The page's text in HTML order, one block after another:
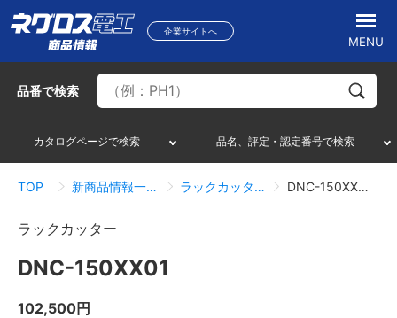
企業サイトへ
MENU
品番で検索
カタログページで検索 品名、評定・認定番号で検索
TOP 新商品情報一覧 ラックカッター DNC-150XX01
ラックカッター
DNC-150XX01
102,500円